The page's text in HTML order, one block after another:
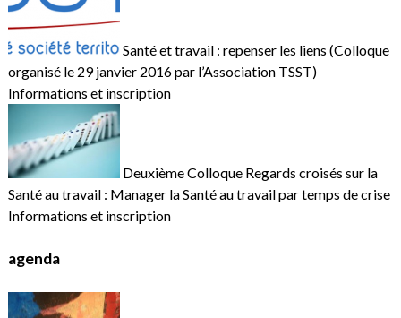
Santé et travail : repenser les liens (Colloque
organisé le 29 janvier 2016 par l’Association TSST)
Informations et inscription
Deuxième Colloque Regards croisés sur la
Santé au travail : Manager la Santé au travail par temps de crise
Informations et inscription
agenda